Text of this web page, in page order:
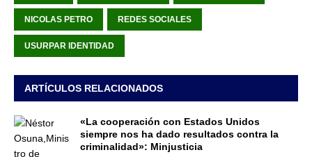
NICOLAS PETRO REDES SOCIALES
USURPAR IDENTIDAD
ARTÍCULOS RELACIONADOS
«La cooperación con Estados Unidos
siempre nos ha dado resultados contra la
criminalidad»: Minjusticia